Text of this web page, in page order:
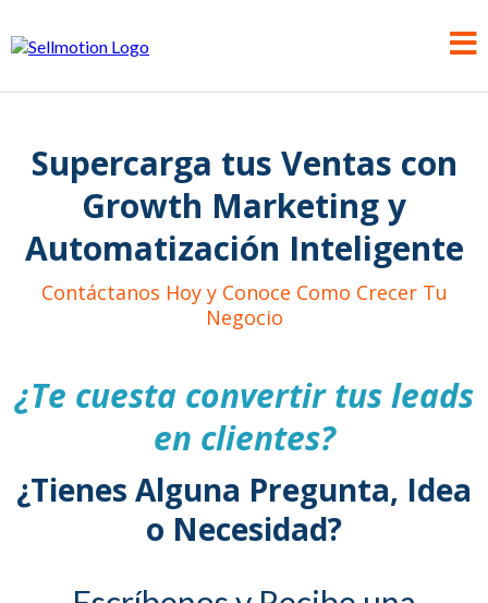
Supercarga tus Ventas con
Growth Marketing y
Automatización Inteligente
Contáctanos Hoy y Conoce Como Crecer Tu
Negocio
¿Te cuesta convertir tus leads
en clientes?
¿Tienes Alguna Pregunta, Idea
o Necesidad?